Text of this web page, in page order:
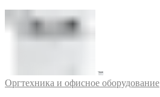
Оргтехника и офисное оборудование